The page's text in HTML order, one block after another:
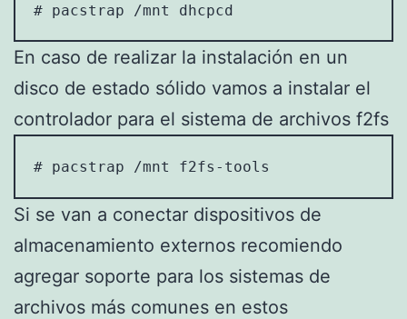
# pacstrap /mnt dhcpcd
En caso de realizar la instalación en un
disco de estado sólido vamos a instalar el
controlador para el sistema de archivos f2fs
# pacstrap /mnt f2fs-tools
Si se van a conectar dispositivos de
almacenamiento externos recomiendo
agregar soporte para los sistemas de
archivos más comunes en estos